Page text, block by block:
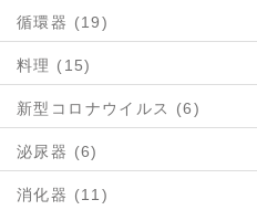
循環器 (19)
料理 (15)
新型コロナウイルス (6)
泌尿器 (6)
消化器 (11)